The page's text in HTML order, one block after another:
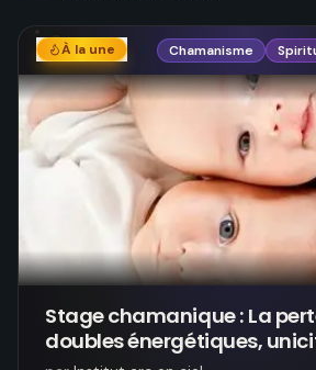
À la une Chamanisme
Stage chamanique : La
doubles énergétiques,